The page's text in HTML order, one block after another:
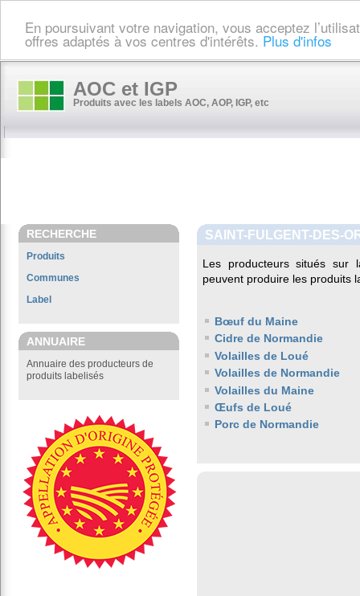
En poursuivant votre navigation, vous acceptez
offres adaptés à vos centres d'intérêts. Plus d'infos
AOC et IGP
Produits avec les labels AOC, AOP, IGP, etc
RECHERCHE
Produits
Communes
Label
ANNUAIRE
Annuaire des producteurs de
produits labelisés
SAINT-FULGENT-DES-
Les producteurs situés sur
peuvent produire les produits
Bœuf du Maine
Cidre de Normandie
Volailles de Loué
Volailles de Normandie
Volailles du Maine
Œufs de Loué
Porc de Normandie